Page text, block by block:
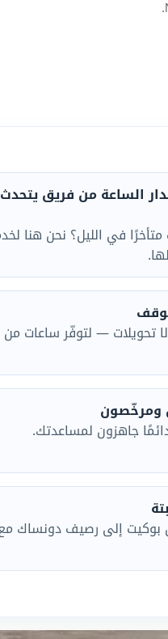
الساعة من فريق يتحدث
في الليل؟ نحن هنا
تحويلات — لتوفّر ساعات
ومرخّصون
جاهزون لمساعدتك.
إلى رصيف دونساك